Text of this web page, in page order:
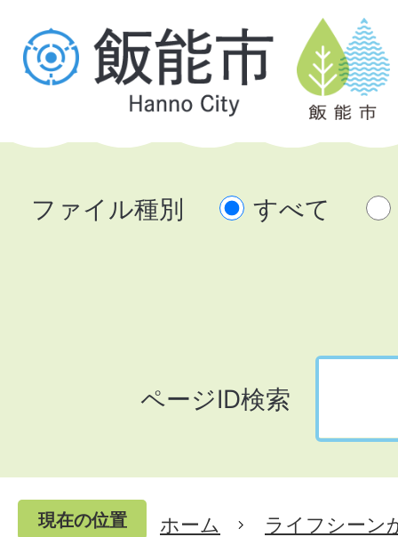
ファイル種別 すべて
ページID検索
現在の位置 ホーム ライフシーン